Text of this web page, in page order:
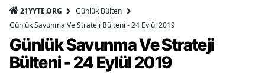
21YYTE.ORG
Günlük Bülten
Günlük Savunma Ve Strateji Bülteni - 24 Eylül 2019
Günlük Savunma Ve Strateji
Bülteni - 24 Eylül 2019